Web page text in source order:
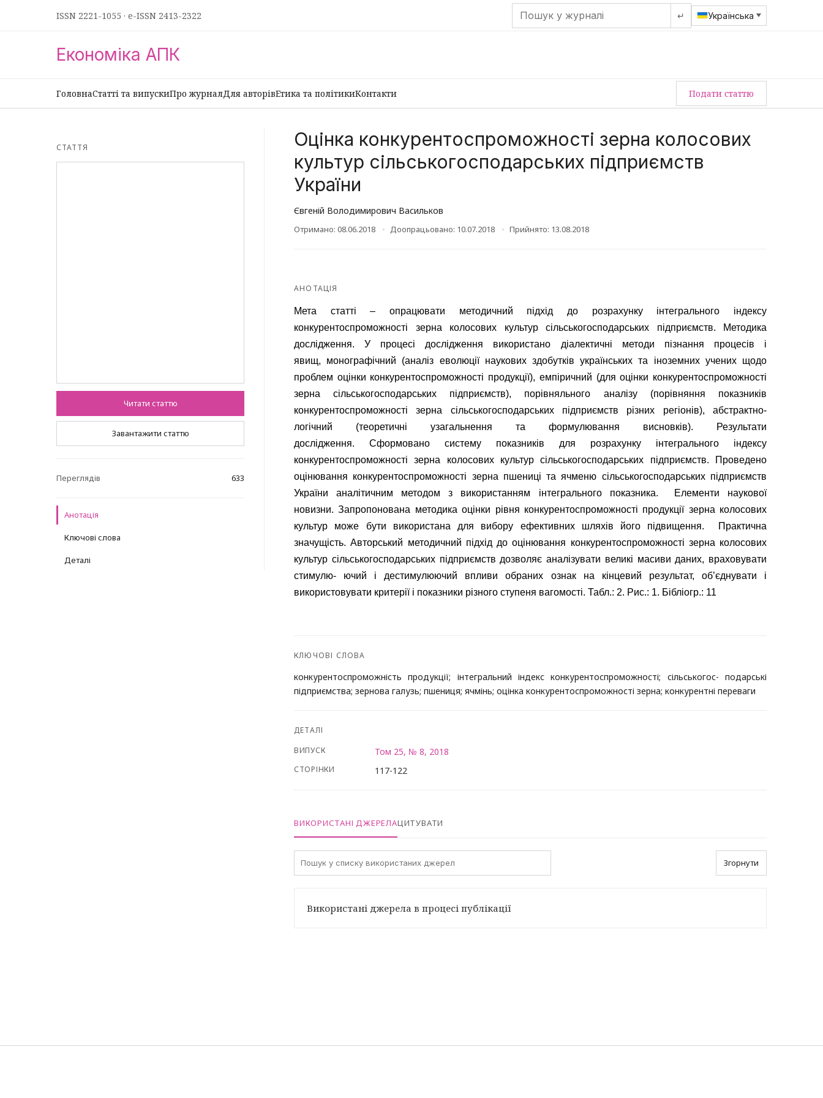
ISSN 2221-1055 · e-ISSN 2413-2322 ↵ Українська
Економіка АПК
ГоловнаСтатті та випускиПро журналДля авторівЕтика та політикиКонтакти Подати статтю
СТАТТЯ
Читати статтю
Завантажити статтю
Переглядів 633
Анотація
Ключові слова
Деталі
Оцінка конкурентоспроможності зерна колосових
культур сільськогосподарських підприємств
України
Євгеній Володимирович Васильков
Отримано: 08.06.2018 Доопрацьовано: 10.07.2018 Прийнято: 13.08.2018
АНОТАЦІЯ
Мета статті – опрацювати методичний підхід до розрахунку інтегрального індексу
конкурентоспроможності зерна колосових культур сільськогосподарських підприємств. Методика
дослідження. У процесі дослідження використано діалектичні методи пізнання процесів і
явищ, монографічний (аналіз еволюції наукових здобутків українських та іноземних учених щодо
проблем оцінки конкурентоспроможності продукції), емпіричний (для оцінки конкурентоспроможності
зерна сільськогосподарських підприємств), порівняльного аналізу (порівняння показників
конкурентоспроможності зерна сільськогосподарських підприємств різних регіонів), абстрактно-
логічний (теоретичні узагальнення та формулювання висновків). Результати
дослідження. Сформовано систему показників для розрахунку інтегрального індексу
конкурентоспроможності зерна колосових культур сільськогосподарських підприємств. Проведено
оцінювання конкурентоспроможності зерна пшениці та ячменю сільськогосподарських підприємств
України аналітичним методом з використанням інтегрального показника. Елементи наукової
новизни. Запропонована методика оцінки рівня конкурентоспроможності продукції зерна колосових
культур може бути використана для вибору ефективних шляхів його підвищення. Практична
значущість. Авторський методичний підхід до оцінювання конкурентоспроможності зерна колосових
культур сільськогосподарських підприємств дозволяє аналізувати великі масиви даних, враховувати
стимулю- ючий і дестимулюючий впливи обраних ознак на кінцевий результат, об’єднувати і
використовувати критерії і показники різного ступеня вагомості. Табл.: 2. Рис.: 1. Бібліогр.: 11
КЛЮЧОВІ СЛОВА
конкурентоспроможність продукції; інтегральний індекс конкурентоспроможності; сільськогос- подарські
підприємства; зернова галузь; пшениця; ячмінь; оцінка конкурентоспроможності зерна; конкурентні переваги
ДЕТАЛІ
ВИПУСК
Том 25, № 8, 2018
СТОРІНКИ 117-122
ВИКОРИСТАНІ ДЖЕРЕЛАЦИТУВАТИ
Згорнути
Використані джерела в процесі публікації